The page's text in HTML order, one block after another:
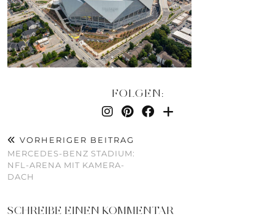
FOLGEN:
VORHERIGER BEITRAG
MERCEDES-BENZ STADIUM:
NFL-ARENA MIT KAMERA-
DACH
SCHREIBE EINEN KOMMENTAR